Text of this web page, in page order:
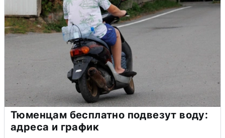
Тюменцам бесплатно подвезут воду:
адреса и график